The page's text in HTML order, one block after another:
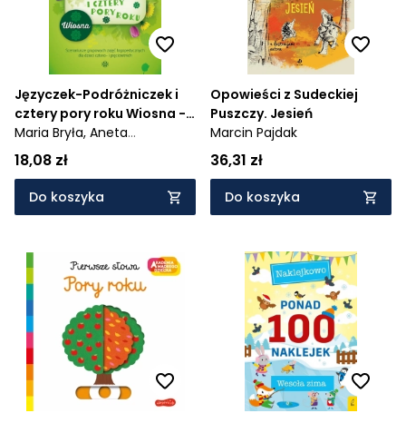
Języczek-Podróżniczek i
cztery pory roku Wiosna -
Scenariusze grupowych
zajęć logopedycznych dla
dzieci cztero- i
pięcioletnich
Maria Bryła, Aneta
Muszyńska
18,08 zł
Do koszyka
Opowieści z Sudeckiej
Puszczy. Jesień
Marcin Pajdak
36,31 zł
Do koszyka